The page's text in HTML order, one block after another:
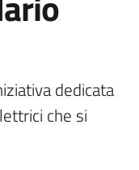
dedicata
che si